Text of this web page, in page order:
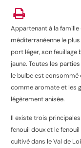
Appartenant à la famille
méditerranéenne le
port léger, son feuillage
jaune. Toutes les
le bulbe est consommé
comme aromate et les
légèrement anisée.
Il existe trois
fenouil doux et le
cultivé dans le Val de